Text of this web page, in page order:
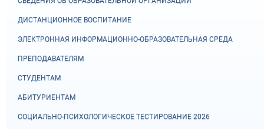
ДИСТАНЦИОННОЕ ВОСПИТАНИЕ
ЭЛЕКТРОННАЯ ИНФОРМАЦИОННО-ОБРАЗОВАТЕЛЬНАЯ СРЕДА
ПРЕПОДАВАТЕЛЯМ
СТУДЕНТАМ
АБИТУРИЕНТАМ
СОЦИАЛЬНО-ПСИХОЛОГИЧЕСКОЕ ТЕСТИРОВАНИЕ 2026